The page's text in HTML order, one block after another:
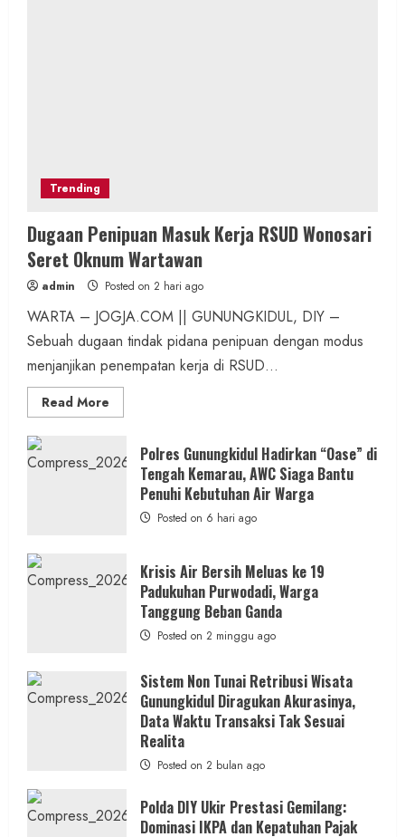
Trending
Dugaan Penipuan Masuk Kerja RSUD Wonosari
Seret Oknum Wartawan
admin Posted on 2 hari ago
WARTA – JOGJA.COM || GUNUNGKIDUL, DIY –
Sebuah dugaan tindak pidana penipuan dengan modus
menjanjikan penempatan kerja di RSUD...
Read More
more
Penipuan
Masuk
RSUD
Wonosari
Seret
Oknum
Polres Gunungkidul Hadirkan “Oase” di
Tengah Kemarau, AWC Siaga Bantu
Penuhi Kebutuhan Air Warga
Posted on 6 hari ago
Krisis Air Bersih Meluas ke 19
Padukuhan Purwodadi, Warga
Tanggung Beban Ganda
Posted on 2 minggu ago
Sistem Non Tunai Retribusi Wisata
Gunungkidul Diragukan Akurasinya,
Data Waktu Transaksi Tak Sesuai
Realita
Posted on 2 bulan ago
Polda DIY Ukir Prestasi Gemilang:
Dominasi IKPA dan Kepatuhan Pajak